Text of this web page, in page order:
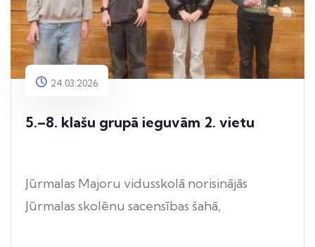
24.03.2026
5.–8. klašu grupā ieguvām 2. vietu
Jūrmalas Majoru vidusskolā norisinājās
Jūrmalas skolēnu sacensības šahā,